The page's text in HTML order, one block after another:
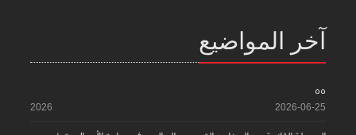
آخر المواضيع
55
2026-06-25
2026